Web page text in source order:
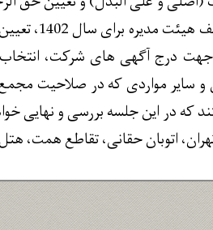
و حق
جهت درج آگهی های شرکت،
و سایر مواردی که در صلاحیت
که در این جلسه بررسی و نهایی
اتوبان حقانی، تقاطع همت،